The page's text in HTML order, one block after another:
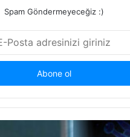
Spam Göndermeyeceğiz :)